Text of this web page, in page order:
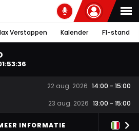
Verstappen Kalender F1-stand
:53:35
22 aug. 2026 14:00 - 15:00
23 aug. 2026 13:00 - 15:00
INFORMATIE